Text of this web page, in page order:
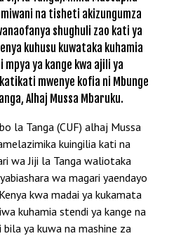
na tisheti akizungumza
shughuli zao kati ya
kuhusu kuwataka kuhamia
mpya ya kange kwa ajili ya
mwenye kofia ni Mbunge
Alhaj Mussa Mbaruku.
la Tanga (CUF) alhaj Mussa
kuingilia kati na
wa Jiji la Tanga waliotaka
wa magari yaendayo
kwa madai ya kukamata
kuhamia stendi ya kange na
ya kuwa na mashine za